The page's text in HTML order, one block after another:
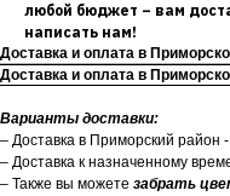
любой бюджет – вам
написать нам!
Доставка и оплата в
Доставка и оплата в
Варианты доставки:
– Доставка в Приморский район
– Доставка к назначенному
– Также вы можете забрать